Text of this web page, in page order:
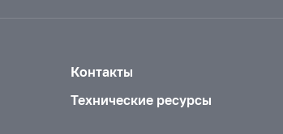
Контакты
Технические ресурсы